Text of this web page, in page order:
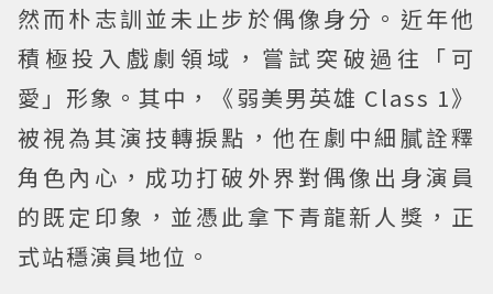
然而朴志訓並未止步於偶像身分。近年他
積極投入戲劇領域，嘗試突破過往「可
愛」形象。其中，《弱美男英雄 Class 1》
被視為其演技轉捩點，他在劇中細膩詮釋
角色內心，成功打破外界對偶像出身演員
的既定印象，並憑此拿下青龍新人獎，正
式站穩演員地位。